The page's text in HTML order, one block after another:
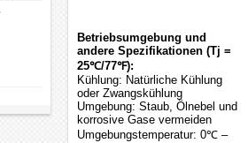
Betriebsumgebung und
andere Spezifikationen (Tj =
25℃/77℉):
Kühlung: Natürliche Kühlung
oder Zwangskühlung
Umgebung: Staub, Ölnebel und
korrosive Gase vermeiden
Umgebungstemperatur: 0℃ –